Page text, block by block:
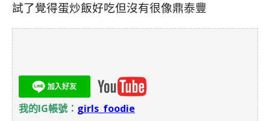
試了覺得蛋炒飯好吃但沒有很像鼎泰豐
我的IG帳號： girls_foodie